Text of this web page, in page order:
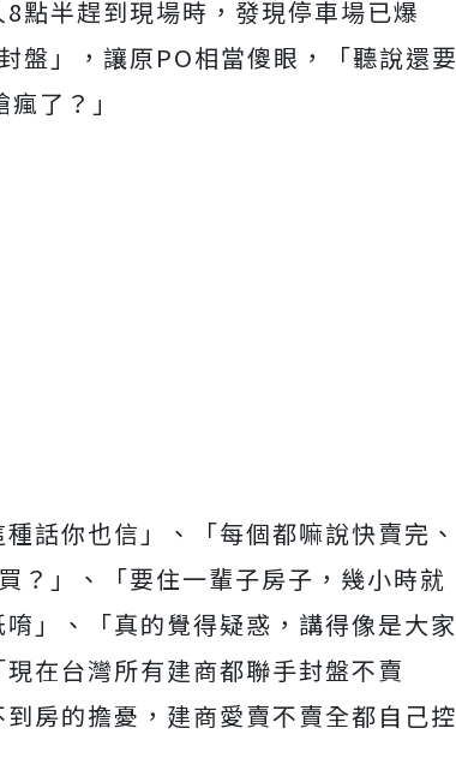
點半趕到現場時，發現停車場已爆
盤」，讓原PO相當傻眼，「聽說還要
了？」
話你也信」、「每個都嘛說快賣完、
？」、「要住一輩子房子，幾小時就
」、「真的覺得疑惑，講得像是大家
在台灣所有建商都聯手封盤不賣
房的擔憂，建商愛賣不賣全都自己控